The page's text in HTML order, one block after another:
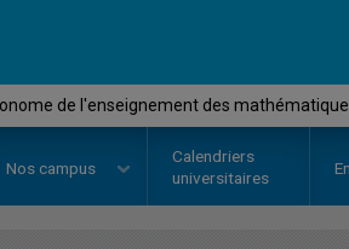
de l'enseignement des
Nos campus
Calendriers
universitaires